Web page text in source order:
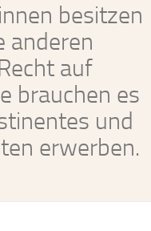
besitzen
anderen
auf
brauchen es
und
erwerben.